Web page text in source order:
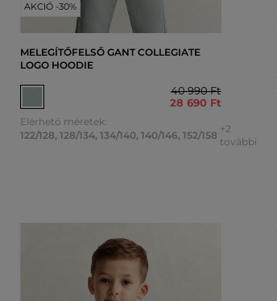
AKCIÓ -30%
MELEGÍTŐFELSŐ GANT COLLEGIATE
LOGO HOODIE
40 990 Ft
28 690 Ft
Elérhető méretek:
122/128, 128/134, 134/140, 140/146, 152/158
+2
további